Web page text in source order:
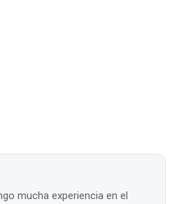
mucha experiencia en el